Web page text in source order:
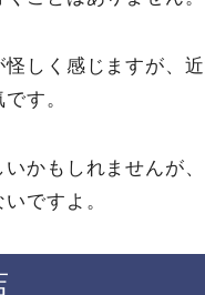
しく感じますが、
す。
かもしれませんが
ですよ。